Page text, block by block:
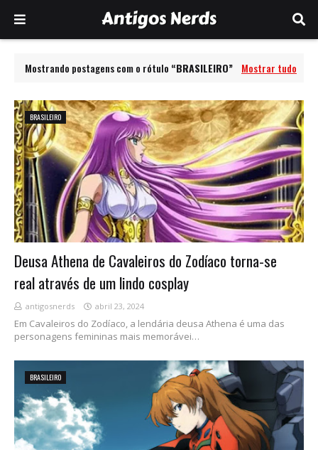
Mostrando postagens com o rótulo BRASILEIRO Mostrar tudo
BRASILEIRO
Deusa Athena de Cavaleiros do Zodíaco torna-se
real através de um lindo cosplay
antigosnerds abril 23, 2024
Em Cavaleiros do Zodíaco, a lendária deusa Athena é uma das
personagens femininas mais memorávei…
BRASILEIRO